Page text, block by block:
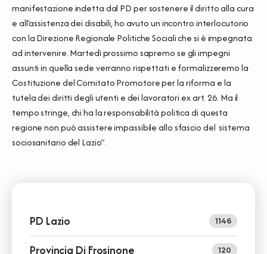
manifestazione indetta dal PD per sostenere il diritto alla cura
e all’assistenza dei disabili, ho avuto un incontro interlocutorio
con la Direzione Regionale Politiche Sociali che si è impegnata
ad intervenire. Martedì prossimo sapremo se gli impegni
assunti in quella sede verranno rispettati e formalizzeremo la
Costituzione del Comitato Promotore per la riforma e la
tutela dei diritti degli utenti e dei lavoratori ex art. 26. Ma il
tempo stringe, chi ha la responsabilità politica di questa
regione non può assistere impassibile allo sfascio del sistema
sociosanitario del Lazio”.
PD Lazio 1146
Provincia Di Frosinone 120